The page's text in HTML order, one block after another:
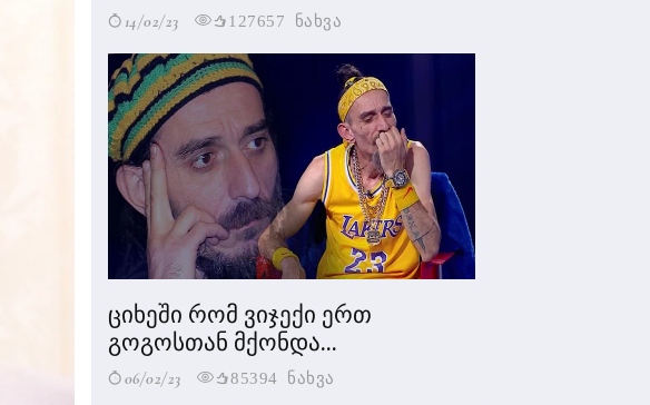
14/02/23 127657 ნახვა
ციხეში რომ ვიჯექი ერთ
გოგოსთან მქონდა...
06/02/23 85394 ნახვა